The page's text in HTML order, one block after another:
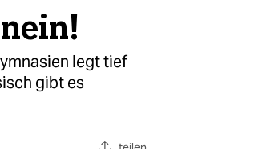
legt tief
gibt es